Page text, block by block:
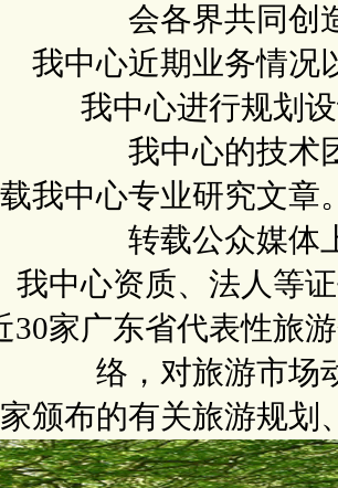
会各界共同创
我中心近期业务情况
我中心进行规划
我中心的技术
我中心专业研究文章
转载公众媒体
我中心资质、法人等
30家广东省代表性旅
络，对旅游市场
颁布的有关旅游规划